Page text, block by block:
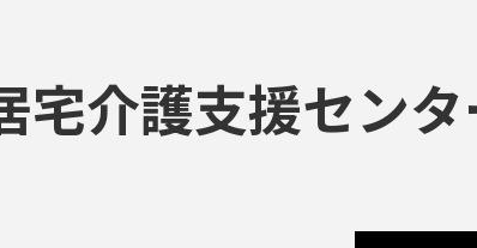
宅介護支援センタ